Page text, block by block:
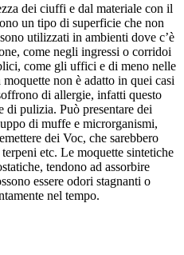
dei ciuffi e dal materiale con il
un tipo di superficie che non
utilizzati in ambienti dove c’è
come negli ingressi o corridoi
come gli uffici e di meno nelle
non è adatto in quei casi
di allergie, infatti questo
di pulizia. Può presentare dei
di muffe e microrganismi,
dei Voc, che sarebbero
etc. Le moquette sintetiche
tendono ad assorbire
essere odori stagnanti o
nel tempo.